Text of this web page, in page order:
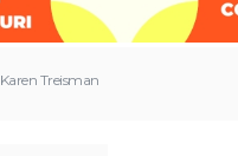
Karen Treisman